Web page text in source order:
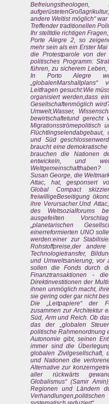
andere Weltist möglich“
Treffender traditionellen
Ihr stelltdie richtigen
Porte Alegre 2, so
mehr sein als ein Erster
die Protestparole von der
politisches Programm:
führen, zu sicherem Leben,
In Porto Alegre
Leitfragen gesucht:Wie
organisiert werden,dass
Gesellschaftenmöglich
Umwelt,Wasser,
bewirtschaftetund
Migrationsströmepolitisch
und Süd
braucht eine
brauchen die Nationen
entwickeln, und
Weltgemeinschafthaben?
Susan George, die
Attac, hat, gesponsert
Global Compact
freiwilligeBeseitigung
ihre Verursacher.Und
des Weltsozialforums
ausgefeilten
„planetarischen
einerreformierten UNO
werden:einer zur
Rohstoffpreise,der
Technologietransfer,
und Umweltsanierung, vor
sollen die Fonds durch
Finanztransaktionen -
Direktinvestitionen der
ihnen unmöglich macht,
sie gering oder gar nicht
Die „Leitpapiere“ der
zusammen zur Architektur
Süd, Arm und Reich. Ob
das der „globalen
politische Rahmenordnung
Autonomie gibt, seinen
immer sind die
globalen Zivilgesellschaft,
und Nationen die
Alternative zur
aller rückwärts
Globalismus“ (Samir
Regionen und Ländern